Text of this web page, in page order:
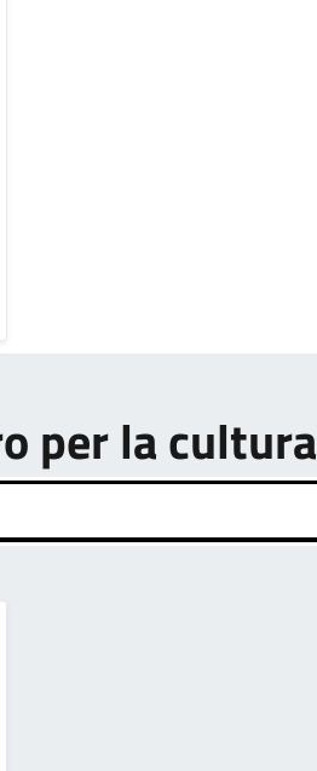
per la cultura